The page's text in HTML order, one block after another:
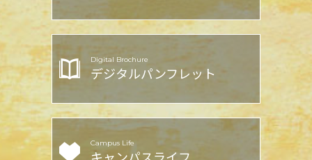
Digital Brochure
デジタルパンフレット
Campus Life